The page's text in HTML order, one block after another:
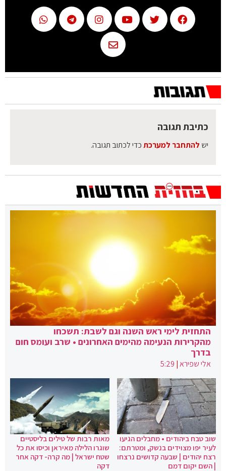
כתיבת תגובה
יש להתחבר למערכתכדי לכתוב תגובה.
התחזית לימי ראש השנה וגם לשבת: תשכחו
מהקרירות הנעימה מהימים האחרונים • שרב ועומס חום
בדרך
אלי שפירא|
5:29
שוב טבח ביהודים • מחבלים הגיעו
לעיר יפו מצוידים בנשק, ומטרתם:
רצח יהודים | שבעה קדושים נרצחו
| השם יקום דמם
מאות רבות של טילים בליסטיים
שוגרו הלילה מאיראן וכיסו את כל
שטח ישראל | מה קרה- דקה אחר
דקה